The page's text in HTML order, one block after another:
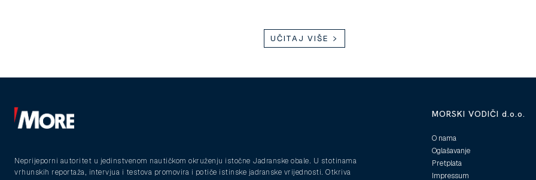
UČITAJ VIŠE
Neprijeporni autoritet u jedinstvenom nautičkom okruženju istočne Jadranske obale. U stotinama
vrhunskih reportaža, intervjua i testova promovira i potiče istinske jadranske vrijednosti. Otkriva
MORSKI VODIČI d.o.o.
O nama
Oglašavanje
Pretplata
Impressum